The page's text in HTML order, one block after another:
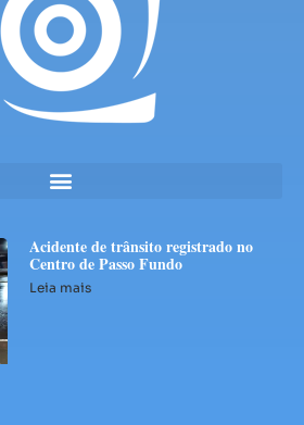
Acidente de trânsito registrado no
Centro de Passo Fundo
Leia mais